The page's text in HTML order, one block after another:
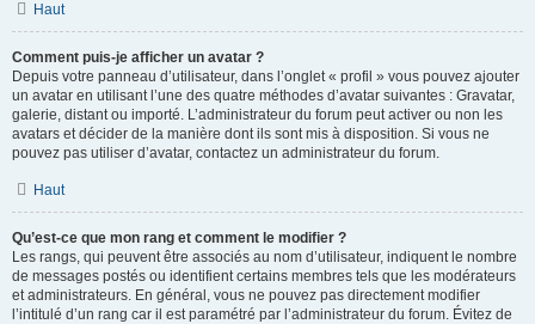
Haut
Comment puis-je afficher un avatar ?
Depuis votre panneau d’utilisateur, dans l’onglet « profil » vous pouvez ajouter
un avatar en utilisant l’une des quatre méthodes d’avatar suivantes : Gravatar,
galerie, distant ou importé. L’administrateur du forum peut activer ou non les
avatars et décider de la manière dont ils sont mis à disposition. Si vous ne
pouvez pas utiliser d’avatar, contactez un administrateur du forum.
Haut
Qu’est-ce que mon rang et comment le modifier ?
Les rangs, qui peuvent être associés au nom d’utilisateur, indiquent le nombre
de messages postés ou identifient certains membres tels que les modérateurs
et administrateurs. En général, vous ne pouvez pas directement modifier
l’intitulé d’un rang car il est paramétré par l’administrateur du forum. Évitez de